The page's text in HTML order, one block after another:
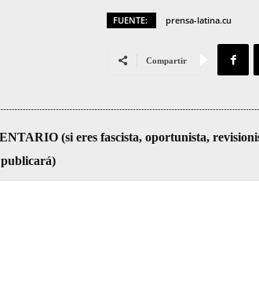
FUENTE: prensa-latina.cu
Compartir
(si eres fascista, oportunista,
publicará)